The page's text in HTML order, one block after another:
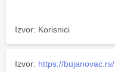
Izvor: Korisnici
Izvor: https://bujanovac.rs/